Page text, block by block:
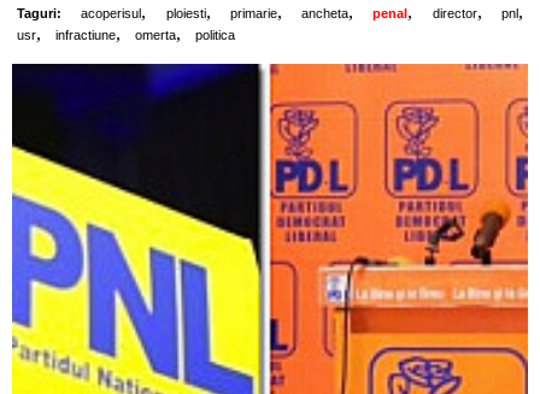
Taguri: acoperisul , ploiesti, primarie, ancheta, penal , director, pnl ,
usr, infractiune, omerta, politica